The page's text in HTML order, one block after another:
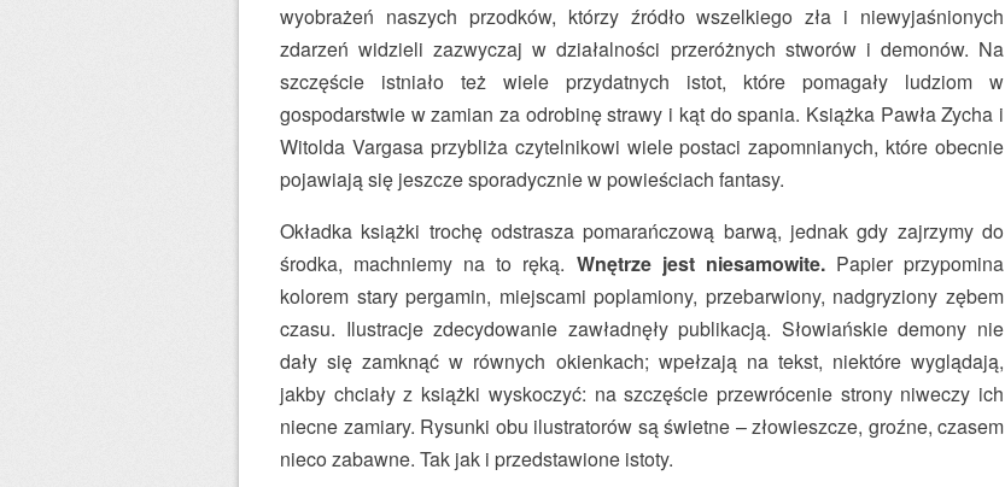
wyobrażeń naszych przodków, którzy źródło wszelkiego zła i niewyjaśnionych
zdarzeń widzieli zazwyczaj w działalności przeróżnych stworów i demonów. Na
szczęście istniało też wiele przydatnych istot, które pomagały ludziom w
gospodarstwie w zamian za odrobinę strawy i kąt do spania. Książka Pawła Zycha i
Witolda Vargasa przybliża czytelnikowi wiele postaci zapomnianych, które obecnie
pojawiają się jeszcze sporadycznie w powieściach fantasy.
Okładka książki trochę odstrasza pomarańczową barwą, jednak gdy zajrzymy do
środka, machniemy na to ręką. Wnętrze jest niesamowite.Papier przypomina
kolorem stary pergamin, miejscami poplamiony, przebarwiony, nadgryziony zębem
czasu. Ilustracje zdecydowanie zawładnęły publikacją. Słowiańskie demony nie
dały się zamknąć w równych okienkach; wpełzają na tekst, niektóre wyglądają,
jakby chciały z książki wyskoczyć: na szczęście przewrócenie strony niweczy ich
niecne zamiary. Rysunki obu ilustratorów są świetne – złowieszcze, groźne, czasem
nieco zabawne. Tak jak i przedstawione istoty.